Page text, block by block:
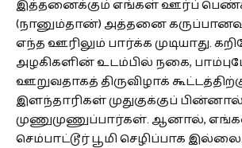
இத்தனைக்கும் எங்கள் ஊர்ப்
(நானும்தான்) அத்தனை
எந்த ஊரிலும் பார்க்க முடியாது.
அழகிகளின் உடம்பில் நகை,
ஊறுவதாகத் திருவிழாக்
இளந்தாரிகள் முதுகுக்குப் பின்னால்
முணுமுணுப்பார்கள். ஆனால்,
செம்பாட்டூர் பூமி செழிப்பாக